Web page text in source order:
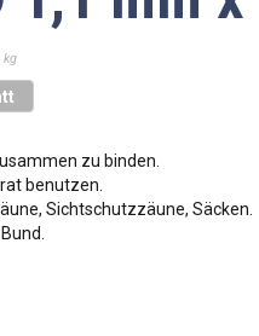
kg
zu binden.
benutzen.
Sichtschutzzäune, Säcken.